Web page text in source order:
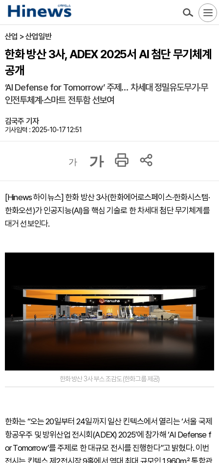
산업 > 산업일반
한화 방산 3사, ADEX 2025서 AI 첨단 무기체계
공개
‘AI Defense for Tomorrow’ 주제… 차세대 정밀유도무기·무
인전투체계·스마트 전투함 선보여
김국주 기자
기사입력 : 2025-10-17 12:51
가 가
[Hinews 하이뉴스] 한화 방산 3사(한화에어로스페이스·한화시스템·
한화오션)가 인공지능(AI)을 핵심 기술로 한 차세대 첨단 무기체계를
대거 선보인다.
한화 방산 3사 부스 조감도 (한화그룹 제공)
한화는 “오는 20일부터 24일까지 일산 킨텍스에서 열리는 ‘서울 국제
항공우주 및 방위산업 전시회(ADEX) 2025’에 참가해 ‘AI Defense f
or Tomorrow’를 주제로 한 대규모 전시를 진행한다”고 밝혔다. 이번
전시는 킨텍스 제2전시장 9홀에서 역대 최대 규모인 1,960㎡ 통합관